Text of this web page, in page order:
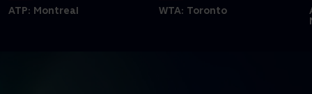
ATP: Montreal WTA: Toronto